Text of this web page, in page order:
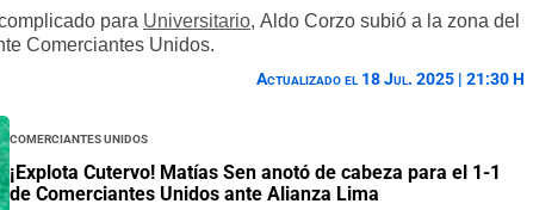
para Universitario, Aldo Corzo subió a la zona del
Comerciantes Unidos.
Actualizado el 18 Jul. 2025 | 21:30 H
Comerciantes Unidos
¡Explota Cutervo! Matías Sen anotó de cabeza para el 1-1
de Comerciantes Unidos ante Alianza Lima